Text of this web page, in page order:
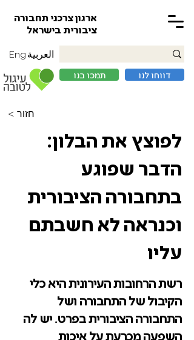
ארגון צרכני תחבורה
ציבורית בישראל
תמכו בנו דווחו לנו
العربية Eng
< חזור
לפוצץ את הבלון:
הדבר שפוגע
בתחבורה הציבורית
וכנראה לא חשבתם
עליו
רשת הרחובות העירונית היא כלי
הקיבול של התחבורה ושל
התחבורה הציבורית בפרט. יש לה
השפעה מכרעת על איכות